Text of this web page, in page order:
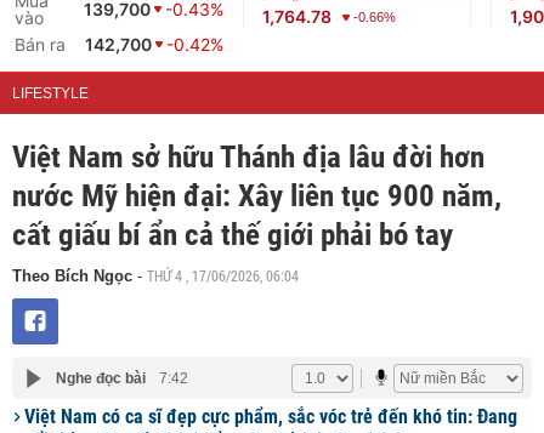
vào
139,700
-0.43%
Bán ra
142,700 -0.42%
1,764.78 -0.66%
LIFESTYLE
Việt Nam sở hữu Thánh địa lâu đời hơn
nước Mỹ hiện đại: Xây liên tục 900 năm,
cất giấu bí ẩn cả thế giới phải bó tay
Theo Bích Ngọc - THỨ 4 , 17/06/2026, 06:04
Nghe đọc bài 7:42
Việt Nam có ca sĩ đẹp cực phẩm, sắc vóc trẻ đến khó tin: Đang